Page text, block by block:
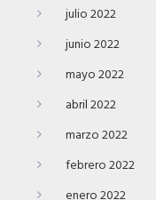
julio 2022
junio 2022
mayo 2022
abril 2022
marzo 2022
febrero 2022
enero 2022